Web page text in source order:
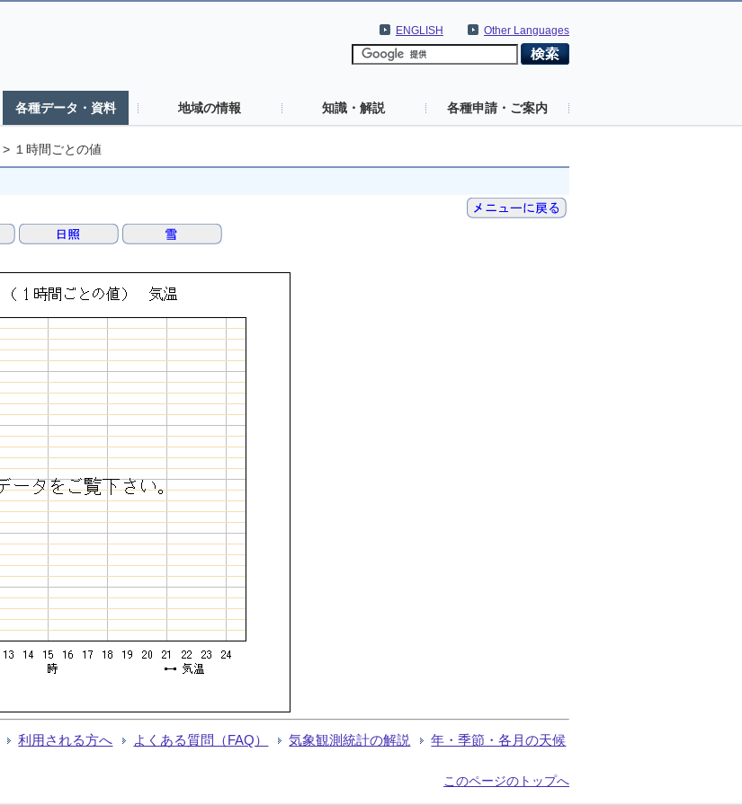
Other Languages
ENGLISH
各種データ・資料 地域の情報 知識・解説 各種申請・ご案内
> １時間ごとの値
利用される方へ よくある質問（FAQ） 気象観測統計の解説 年・季節・各月の天候
このページのトップへ